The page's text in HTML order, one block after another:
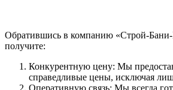
Обратившись в компанию «Строй-
получите:
Конкурентную цену: Мы
справедливые цены, исключая
Оперативную связь: Мы всегда